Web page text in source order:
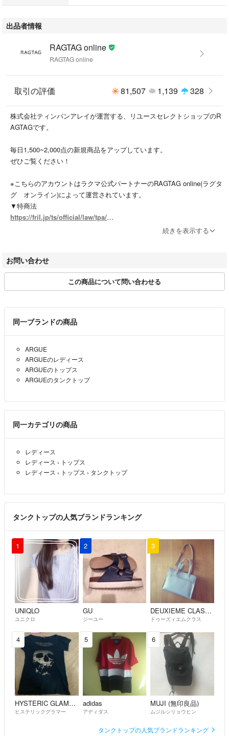
すが、ずれが生じ欠品となる場合もございます。
【商品コード】A035425F0002
出品者情報
RAGTAG online
RAGTAG online
取引の評価 81,507 1,139 328
株式会社ティンパンアレイが運営する、リユースセレクトショップのR
AGTAGです。
毎日1,500~2,000点の新規商品をアップしています。
ぜひご覧ください！
※こちらのアカウントはラクマ公式パートナーのRAGTAG online(ラグタ
グ オンライン)によって運営されています。
▼特商法
https://fril.jp/ts/official/law/tpa/
T7010001074003
ルイアネックス店 / RAGTAG日本橋高島屋店 / RAGTAG有楽町マルイ店
/ RAGTAGニュウマン高輪店 / RAGTAGルミネ池袋店 / RAGTAG下北沢
TAGなんばパークス店 / RAGTAG神戸店 / RAGTAG広島店 / RAGTAG広
島府中店 / RAGTAG福岡店 / RAGTAG福岡パルコ店 /
rt銀座店 / rt名古屋店
続きを表示する
お問い合わせ
この商品について問い合わせる
同一ブランドの商品
ARGUE
ARGUEのレディース
ARGUEのトップス
ARGUEのタンクトップ
同一カテゴリの商品
レディース
レディース › トップス
レディース › トップス › タンクトップ
タンクトップの人気ブランドランキング
1
UNIQLO
ユニクロ
2
GU
ジーユー
3
DEUXIEME CLASSE
ドゥーズィエムクラス
4
HYSTERIC GLAMOUR
ヒステリックグラマー
5
adidas
アディダス
6
MUJI (無印良品)
ムジルシリョウヒン
タンクトップの人気ブランドランキング